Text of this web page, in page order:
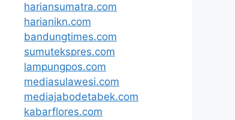
hariansumatra.com
harianikn.com
bandungtimes.com
sumutekspres.com
lampungpos.com
mediasulawesi.com
mediajabodetabek.com
kabarflores.com